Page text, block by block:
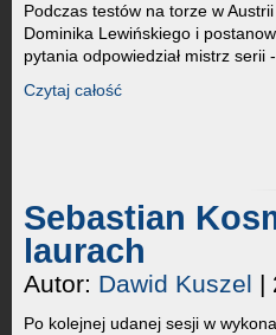
Podczas testów na torze w
Dominika Lewińskiego i
pytania odpowiedział mistrz serii
Czytaj całość
Sebastian
laurach
Autor: Dawid Kuszel |
Po kolejnej udanej sesji w